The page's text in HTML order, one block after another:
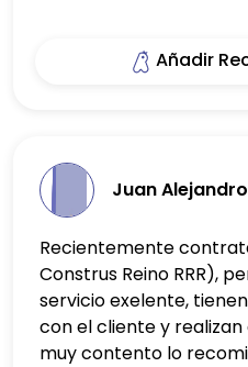
Añadir
Juan
Recientemente
Construs Reino RRR),
servicio exelente,
con el cliente y
muy contento lo